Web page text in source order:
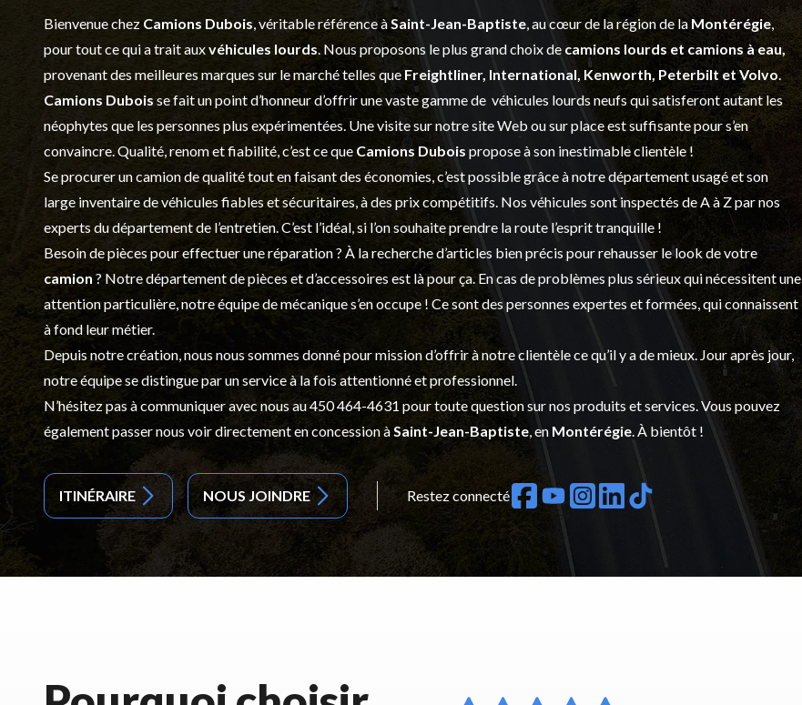
Bienvenue chez Camions Dubois, véritable référence àSaint-Jean-Baptiste, au cœur de la région de la Montérégie,
pour tout ce qui a trait auxvéhicules lourds. Nous proposons le plus grand choix de camions lourds et camions à eau,
provenant des meilleures marques sur le marché telles que Freightliner, International, Kenworth, Peterbilt et Volvo.
Camions Dubois se fait un point d’honneur d’offrir une vaste gamme de véhicules lourds neufsqui satisferont autant les
néophytes que les personnes plus expérimentées. Une visite sur notre site Web ou sur place est suffisante pour s’en
convaincre. Qualité, renom et fiabilité, c’est ce que Camions Dubois propose à son inestimable clientèle !
Se procurer un camion de qualité tout en faisant des économies, c’est possible grâce à notredépartement usagéet son
large inventaire de véhicules fiables et sécuritaires, à des prix compétitifs. Nos véhicules sont inspectés de A à Z par nos
experts du département de l’entretien. C’est l’idéal, si l’on souhaite prendre la route l’esprit tranquille !
Besoin de pièces pour effectuer une réparation ? À la recherche d’articles bien précis pour rehausser le look de votre
camion ? Notre département depièces et d’accessoires est là pour ça. En cas de problèmes plus sérieux qui nécessitent une
attention particulière, notre équipe de mécanique s’en occupe ! Ce sont des personnes expertes et formées, qui connaissent
à fond leur métier.
Depuis notre création, nous nous sommes donné pour mission d’offrir à notre clientèle ce qu’il y a de mieux. Jour après jour,
notre équipe se distingue par un service à la fois attentionné et professionnel.
N’hésitez pas à communiquer avec nous au450 464-4631 pour toute question sur nos produits et services. Vous pouvez
également passer nous voir directement en concession àSaint-Jean-Baptiste, en Montérégie. À bientôt !
ITINÉRAIRE NOUS JOINDRE Restez connecté